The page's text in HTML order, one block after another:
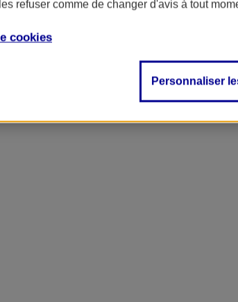
refuser comme de changer d'avis à tout
cookies
Personnaliser